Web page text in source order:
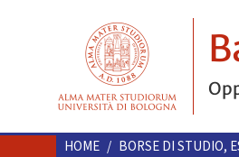
HOME / BORSE DI STUDIO,